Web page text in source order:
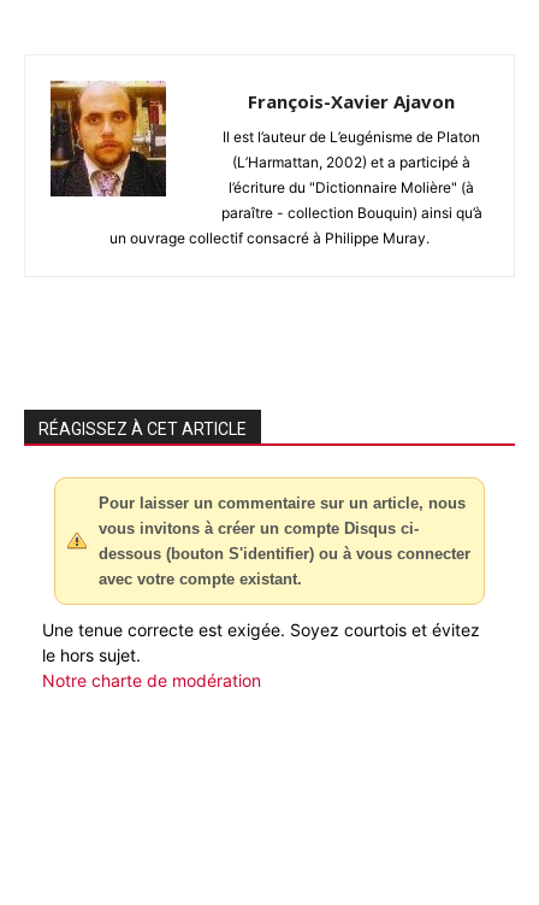
François-Xavier Ajavon
Il est l’auteur de L’eugénisme de Platon
(L’Harmattan, 2002) et a participé à
l’écriture du "Dictionnaire Molière" (à
paraître - collection Bouquin) ainsi qu’à
un ouvrage collectif consacré à Philippe Muray.
RÉAGISSEZ À CET ARTICLE
Pour laisser un commentaire sur un article, nous
vous invitons à créer un compte Disqus ci-
dessous (bouton S'identifier) ou à vous connecter
avec votre compte existant.
Une tenue correcte est exigée. Soyez courtois et évitez
le hors sujet.
Notre charte de modération